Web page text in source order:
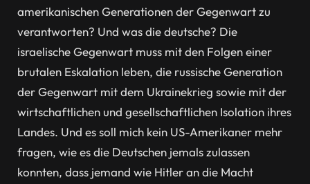
amerikanischen Generationen der Gegenwart zu
verantworten? Und was die deutsche? Die
israelische Gegenwart muss mit den Folgen einer
brutalen Eskalation leben, die russische Generation
der Gegenwart mit dem Ukrainekrieg sowie mit der
wirtschaftlichen und gesellschaftlichen Isolation ihres
Landes. Und es soll mich kein US-Amerikaner mehr
fragen, wie es die Deutschen jemals zulassen
konnten, dass jemand wie Hitler an die Macht